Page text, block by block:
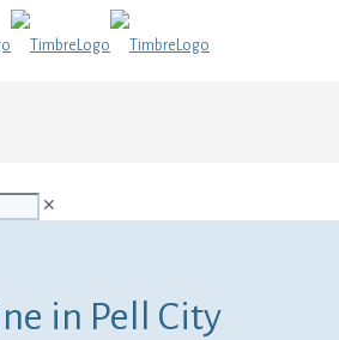
✕
in Pell City